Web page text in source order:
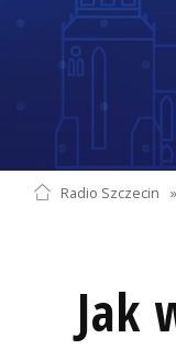
Radio Szczecin »
Jak